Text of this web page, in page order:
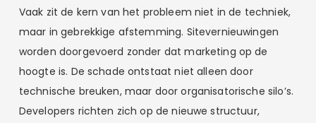
Vaak zit de kern van het probleem niet in de techniek,
maar in gebrekkige afstemming. Sitevernieuwingen
worden doorgevoerd zonder dat marketing op de
hoogte is. De schade ontstaat niet alleen door
technische breuken, maar door organisatorische silo’s.
Developers richten zich op de nieuwe structuur,